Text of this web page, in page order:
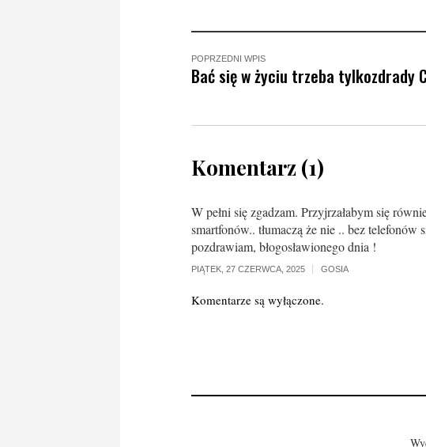
POPRZEDNI WPIS
Bać się w życiu trzeba tylkozdrady
Komentarz (1)
W pełni się zgadzam. Przyjrzałabym się
smartfonów.. tłumaczą że nie .. bez telefonów
pozdrawiam, błogosławionego dnia !
PIĄTEK, 27 CZERWCA, 2025 GOSIA
Komentarze są wyłączone.